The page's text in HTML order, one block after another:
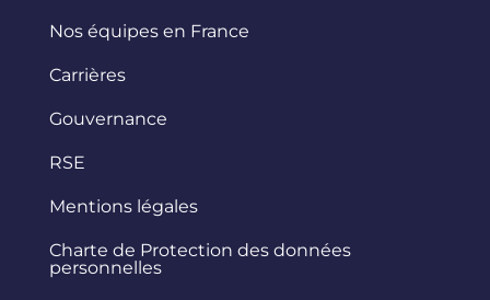
Nos équipes en France
Carrières
Gouvernance
RSE
Mentions légales
Charte de Protection des données
personnelles